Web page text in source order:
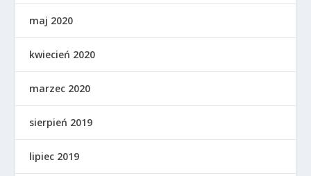
maj 2020
kwiecień 2020
marzec 2020
sierpień 2019
lipiec 2019